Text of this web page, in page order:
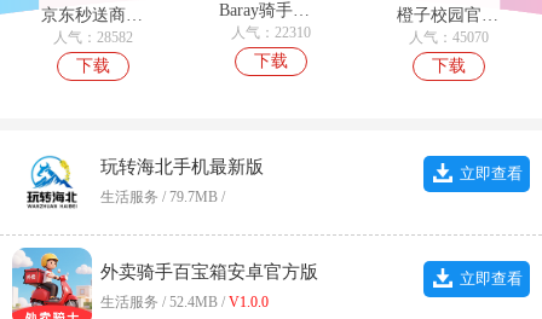
京东秒送商家免费版
人气：28582
下载
Baray骑手最新版
人气：22310
下载
橙子校园官方最新版
人气：45070
下载
玩转海北手机最新版
生活服务 / 79.7MB /
立即查看
外卖骑手百宝箱安卓官方版
生活服务 / 52.4MB / V1.0.0
立即查看